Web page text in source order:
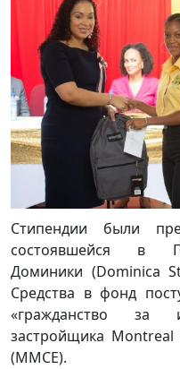
Стипендии были
состоявшейся в
Доминики (Dominica
Средства в фонд
«гражданство за
застройщика
(MMCE).